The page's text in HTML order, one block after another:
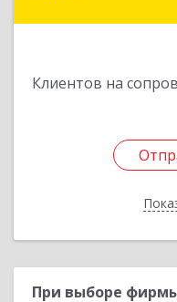
Клиентов на
При выборе